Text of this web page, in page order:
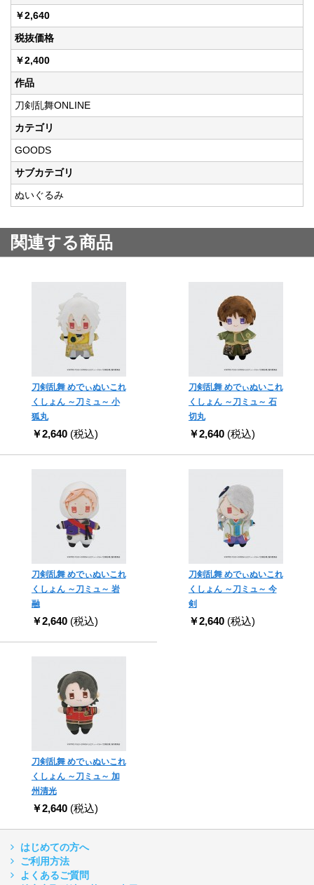
￥2,640
税抜価格
￥2,400
作品
刀剣乱舞ONLINE
カテゴリ
GOODS
サブカテゴリ
ぬいぐるみ
関連する商品
刀剣乱舞 めでぃぬいこれ
くしょん ～刀ミュ～ 小
狐丸
￥2,640 (税込)
刀剣乱舞 めでぃぬいこれ
くしょん ～刀ミュ～ 石
切丸
￥2,640 (税込)
刀剣乱舞 めでぃぬいこれ
くしょん ～刀ミュ～ 岩
融
￥2,640 (税込)
刀剣乱舞 めでぃぬいこれ
くしょん ～刀ミュ～ 今
剣
￥2,640 (税込)
刀剣乱舞 めでぃぬいこれ
くしょん ～刀ミュ～ 加
州清光
￥2,640 (税込)
はじめての方へ
ご利用方法
よくあるご質問